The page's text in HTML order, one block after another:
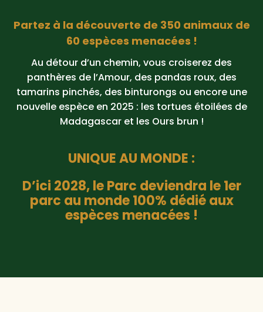
Partez à la découverte de 350 animaux de
60 espèces menacées !
Au détour d’un chemin, vous croiserez des
panthères de l’Amour, des pandas roux, des
tamarins pinchés, des binturongs ou encore une
nouvelle espèce en 2025 : les tortues étoilées de
Madagascar et les Ours brun !
UNIQUE AU MONDE :
D’ici 2028, le Parc deviendra le 1er
parc au monde 100% dédié aux
espèces menacées !